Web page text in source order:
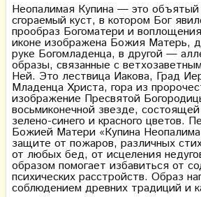
Неопалимая Купина — это
сгораемый куст, в котором Бог
прообраз Богоматери и
иконе изображена Божия Матерь,
руке Богомладенца, в другой —
образы, связанные с
Ней. Это лествица Иакова, Град
Младенца Христа, гора из
изображение Пресвятой
восьмиконечной звезде,
зелено-синего и красного цветов.
Божией Матери «Купина
защите от пожаров, различных
от любых бед, от исцеления
образом помогает избавиться от
психических расстройств. Образ
соблюдением древних традиций и